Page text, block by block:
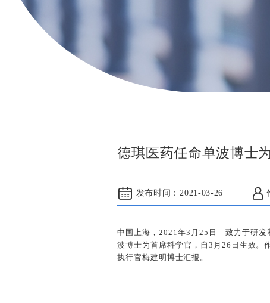
德琪医药任命单波博士
发布时间：2021-03-26
中国上海，2021年3月25日—致力于研发
波博士为首席科学官，自3月26日生效。
执行官梅建明博士汇报。